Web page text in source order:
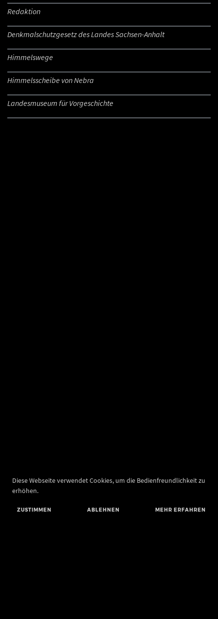
Diese Webseite verwendet Cookies, um die Bedienfreundlichkeit zu
erhöhen.
ZUSTIMMEN ABLEHNEN MEHR ERFAHREN
Redaktion
Denkmalschutzgesetz des Landes Sachsen-Anhalt
Himmelswege
Himmelsscheibe von Nebra
Landesmuseum für Vorgeschichte